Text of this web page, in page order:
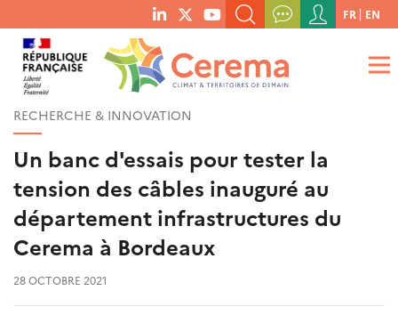
menu
social
links
RECHERCHER UN MOT-CLÉ, UNE PUBLICATION, ETC.
QUE RECHERCHEZ-VOUS ?
Menu
du
compte
de
FR EN
RECHERCHE & INNOVATION
Un banc d'essais pour tester la
tension des câbles inauguré au
département infrastructures du
Cerema à Bordeaux
28 OCTOBRE 2021